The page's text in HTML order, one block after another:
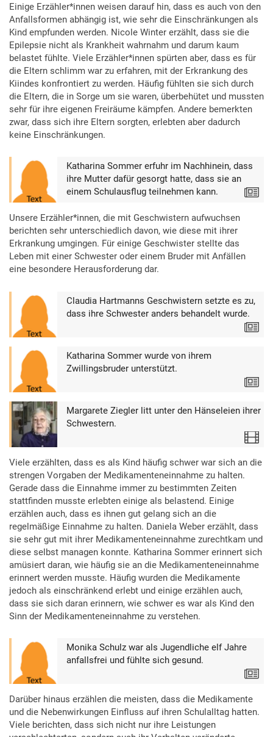
Einige Erzähler*innen weisen darauf hin, dass es auch von den
Anfallsformen abhängig ist, wie sehr die Einschränkungen als
Kind empfunden werden. Nicole Winter erzählt, dass sie die
Epilepsie nicht als Krankheit wahrnahm und darum kaum
belastet fühlte. Viele Erzähler*innen spürten aber, dass es für
die Eltern schlimm war zu erfahren, mit der Erkrankung des
Kiindes konfrontiert zu werden. Häufig fühlten sie sich durch
die Eltern, die in Sorge um sie waren, überbehütet und mussten
sehr für ihre eigenen Freiräume kämpfen. Andere bemerkten
zwar, dass sich ihre Eltern sorgten, erlebten aber dadurch
keine Einschränkungen.
Katharina Sommer erfuhr im Nachhinein, dass
ihre Mutter dafür gesorgt hatte, dass sie an
einem Schulausflug teilnehmen kann.
Unsere Erzähler*innen, die mit Geschwistern aufwuchsen
berichten sehr unterschiedlich davon, wie diese mit ihrer
Erkrankung umgingen. Für einige Geschwister stellte das
Leben mit einer Schwester oder einem Bruder mit Anfällen
eine besondere Herausforderung dar.
Claudia Hartmanns Geschwistern setzte es zu,
dass ihre Schwester anders behandelt wurde.
Katharina Sommer wurde von ihrem
Zwillingsbruder unterstützt.
Margarete Ziegler litt unter den Hänseleien ihrer
Schwestern.
Viele erzählten, dass es als Kind häufig schwer war sich an die
strengen Vorgaben der Medikamenteneinnahme zu halten.
Gerade dass die Einnahme immer zu bestimmten Zeiten
stattfinden musste erlebten einige als belastend. Einige
erzählen auch, dass es ihnen gut gelang sich an die
regelmäßige Einnahme zu halten. Daniela Weber erzählt, dass
sie sehr gut mit ihrer Medikamenteneinnahme zurechtkam und
diese selbst managen konnte. Katharina Sommer erinnert sich
amüsiert daran, wie häufig sie an die Medikamenteneinnahme
erinnert werden musste. Häufig wurden die Medikamente
jedoch als einschränkend erlebt und einige erzählen auch,
dass sie sich daran erinnern, wie schwer es war als Kind den
Sinn der Medikamenteneinnahme zu verstehen.
Monika Schulz war als Jugendliche elf Jahre
anfallsfrei und fühlte sich gesund.
Darüber hinaus erzählen die meisten, dass die Medikamente
und die Nebenwirkungen Einfluss auf ihren Schulalltag hatten.
Viele berichten, dass sich nicht nur ihre Leistungen